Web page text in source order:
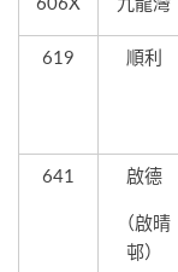
619 順利
641
啟德
（啟晴
邨）